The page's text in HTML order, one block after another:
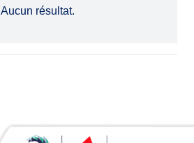
Aucun résultat.